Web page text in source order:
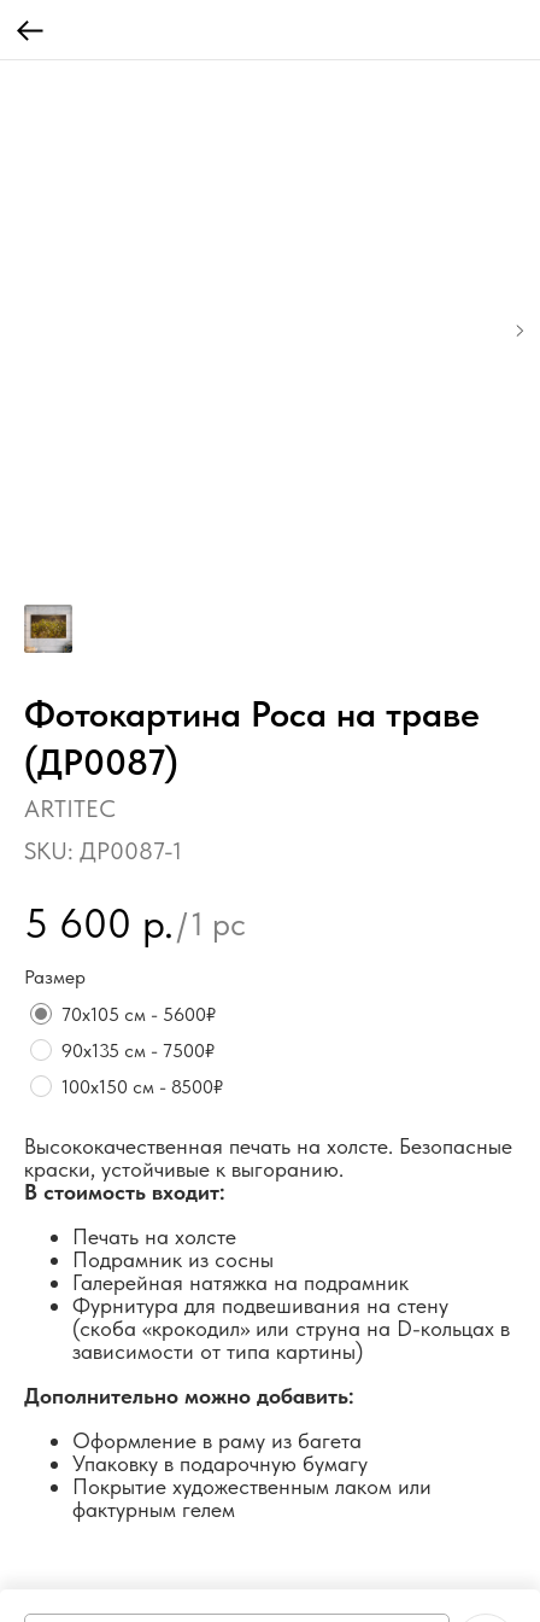
Фотокартина Роса на траве
(ДР0087)
ARTITEC
SKU: ДР0087-1
5 600 р./1 pc
Размер
70х105 см - 5600₽
90х135 см - 7500₽
100х150 см - 8500₽
Высококачественная печать на холсте. Безопасные
краски, устойчивые к выгоранию.
В стоимость входит:
Печать на холсте
Подрамник из сосны
Галерейная натяжка на подрамник
Фурнитура для подвешивания на стену
(скоба «крокодил» или струна на D-кольцах в
зависимости от типа картины)
Дополнительно можно добавить:
Оформление в раму из багета
Упаковку в подарочную бумагу
Покрытие художественным лаком или
фактурным гелем